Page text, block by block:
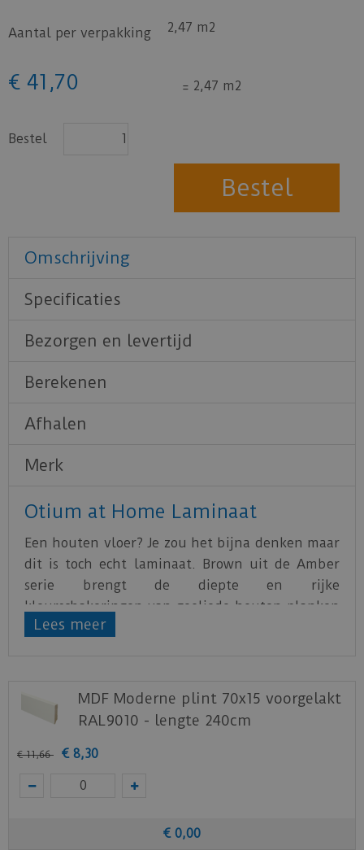
Aantal per verpakking 2,47 m2
€ 41 ,70 = 2,47 m2
Bestel
Omschrijving
Specificaties
Bezorgen en levertijd
Berekenen
Afhalen
Merk
Otium at Home Laminaat
Een houten vloer? Je zou het bijna denken maar
dit is toch echt laminaat. Brown uit de Amber
serie brengt de diepte en rijke
kleurschakeringen van geoliede houten planken
naar het interieur. De vloerdelen hebben een
hier voor de leginstructies.
nieuwe of huidige meubels? Vraag dan
Lees meer
MDF Moderne plint 70x15 voorgelakt
RAL9010 - lengte 240cm
€ 11,66 € 8,30
€ 0,00